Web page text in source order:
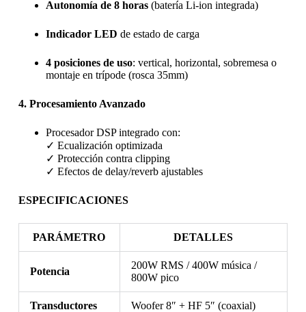
Autonomía de 8 horas(batería Li-ion integrada)
Indicador LED de estado de carga
4 posiciones de uso: vertical, horizontal, sobremesa o
montaje en trípode (rosca 35mm)
4. Procesamiento Avanzado
Procesador DSP integrado con:
✓ Ecualización optimizada
✓ Protección contra clipping
✓ Efectos de delay/reverb ajustables
ESPECIFICACIONES
PARÁMETRO DETALLES
Potencia
200W RMS / 400W música /
800W pico
Transductores Woofer 8″ + HF 5″ (coaxial)